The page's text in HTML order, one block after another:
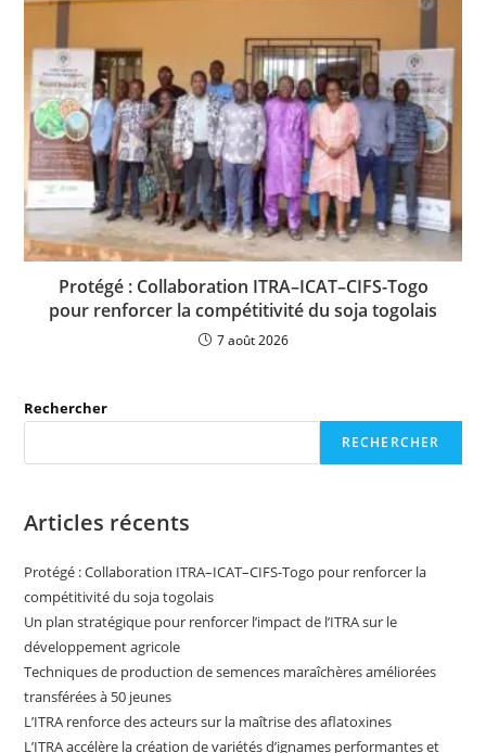
Protégé : Collaboration ITRA–ICAT–CIFS-Togo
pour renforcer la compétitivité du soja togolais
7 août 2026
Rechercher
RECHERCHER
Articles récents
Protégé : Collaboration ITRA–ICAT–CIFS-Togo pour renforcer la
compétitivité du soja togolais
Un plan stratégique pour renforcer l’impact de l’ITRA sur le
développement agricole
Techniques de production de semences maraîchères améliorées
transférées à 50 jeunes
L’ITRA renforce des acteurs sur la maîtrise des aflatoxines
L’ITRA accélère la création de variétés d’ignames performantes et